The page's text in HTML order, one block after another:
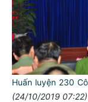
Huấn luyện 230
(24/10/2019 07:22)